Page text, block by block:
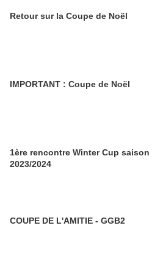
Retour sur la Coupe de Noël
IMPORTANT : Coupe de Noël
1ère rencontre Winter Cup saison
2023/2024
COUPE DE L'AMITIE - GGB2